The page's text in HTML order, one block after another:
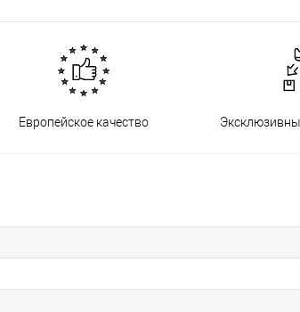
Европейское качество